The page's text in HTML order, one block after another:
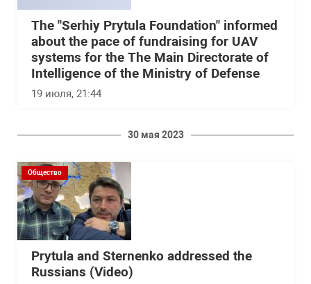
The "Serhiy Prytula Foundation" informed
about the pace of fundraising for UAV
systems for the The Main Directorate of
Intelligence of the Ministry of Defense
19 июля, 21:44
30 мая 2023
Общество
Prytula and Sternenko addressed the
Russians (Video)